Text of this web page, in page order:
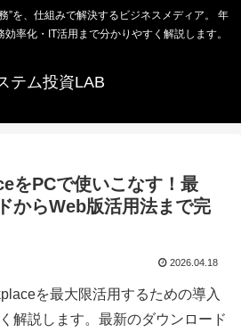
”を、仕組みで解決するビジネスメディア。 年
率化・IT活用まで分かりやすく解説します。
テム投資LAB
をPCで使いこなす！最
からWeb版活用法まで完
2026.04.18
を最大限活用するための導入
解説します。最新のダウンロード